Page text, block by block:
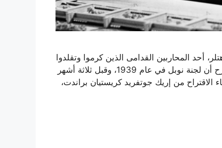
نوبل للسلام في عام 1939! أدولف هتلر، أحد المحاربين القدامى الذين كرموا وتقلدوا
الأوسمة تقديرًا لما قاموا به أثناء الحرب العالمية الأولى.اقترح أن لجنة نوبل في عام 1939، وقبل ثلاثة أشهر
الاقتراح من إريك جوتفريد كريستيان براندت،